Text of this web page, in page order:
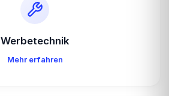
Werbetechnik
Mehr erfahren